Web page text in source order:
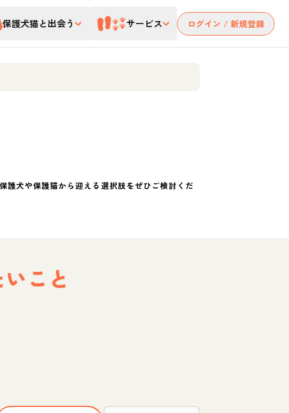
保護犬猫と出会う サービス ログイン / 新規登録
護犬や保護猫から迎える選択肢をぜひご検討くだ
こと